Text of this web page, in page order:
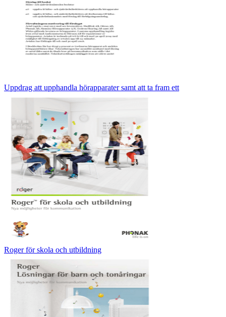
Uppdrag att upphandla hörapparater samt att ta fram ett
Roger för skola och utbildning